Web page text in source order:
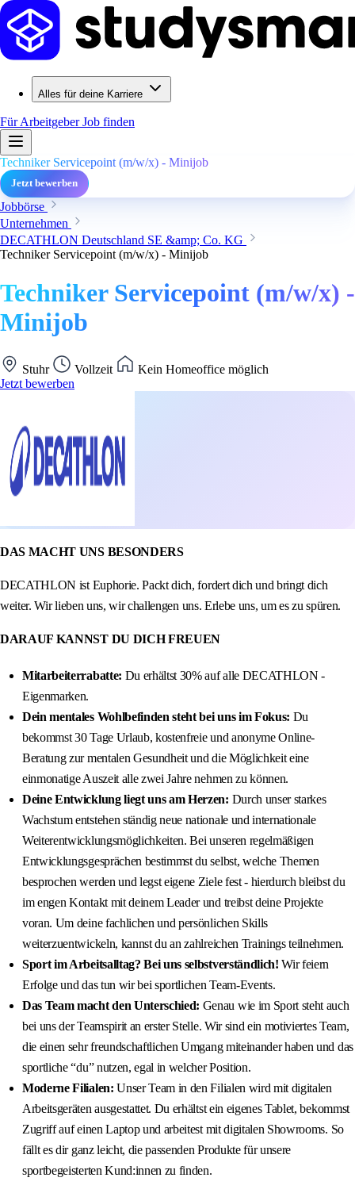
Alles für deine Karriere
Für ArbeitgeberJob finden
Techniker Servicepoint (m/w/x) - Minijob
Jetzt bewerben
Jobbörse
Unternehmen
DECATHLON Deutschland SE &amp; Co. KG
Techniker Servicepoint (m/w/x) - Minijob
Techniker Servicepoint (m/w/x) -
Minijob
Stuhr Vollzeit
Kein Homeoffice möglich
Jetzt bewerben
DAS MACHT UNS BESONDERS
DECATHLON ist Euphorie. Packt dich, fordert dich und bringt dich
weiter. Wir lieben uns, wir challengen uns. Erlebe uns, um es zu spüren.
DARAUF KANNST DU DICH FREUEN
Mitarbeiterrabatte: Du erhältst 30% auf alle DECATHLON -
Eigenmarken.
Dein mentales Wohlbefinden steht bei uns im Fokus: Du
bekommst 30 Tage Urlaub, kostenfreie und anonyme Online-
Beratung zur mentalen Gesundheit und die Möglichkeit eine
einmonatige Auszeit alle zwei Jahre nehmen zu können.
Deine Entwicklung liegt uns am Herzen: Durch unser starkes
Wachstum entstehen ständig neue nationale und internationale
Weiterentwicklungsmöglichkeiten. Bei unseren regelmäßigen
Entwicklungsgesprächen bestimmst du selbst, welche Themen
besprochen werden und legst eigene Ziele fest - hierdurch bleibst du
im engen Kontakt mit deinem Leader und treibst deine Projekte
voran. Um deine fachlichen und persönlichen Skills
weiterzuentwickeln, kannst du an zahlreichen Trainings teilnehmen.
Sport im Arbeitsalltag? Bei uns selbstverständlich!Wir feiern
Erfolge und das tun wir bei sportlichen Team-Events.
Das Team macht den Unterschied: Genau wie im Sport steht auch
bei uns der Teamspirit an erster Stelle. Wir sind ein motiviertes Team,
die einen sehr freundschaftlichen Umgang miteinander haben und das
sportliche “du” nutzen, egal in welcher Position.
Moderne Filialen:Unser Team in den Filialen wird mit digitalen
Arbeitsgeräten ausgestattet. Du erhältst ein eigenes Tablet, bekommst
Zugriff auf einen Laptop und arbeitest mit digitalen Showrooms. So
fällt es dir ganz leicht, die passenden Produkte für unsere
sportbegeisterten Kund:innen zu finden.